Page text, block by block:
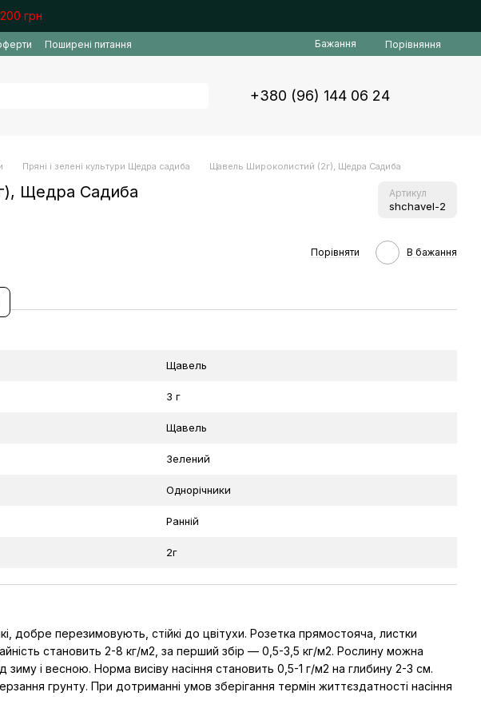
грн
Поширені питання Бажання Порівняння
+380 (96) 144 06 24
Пряні і зелені культури Щедра садиба Щавель Широколистий (2г), Щедра Садиба
Щедра Садиба Артикул
shchavel-2
Порівняти В бажання
Щавель
3 г
Щавель
Зелений
Однорічники
Ранній
2г
добре перезимовують, стійкі до цвітухи. Розетка прямостояча, листки
становить 2-8 кг/м2, за перший збір — 0,5-3,5 кг/м2. Рослину можна
зиму і весною. Норма висіву насіння становить 0,5-1 г/м2 на глибину 2-3 см.
грунту. При дотриманні умов зберігання термін життєздатності насіння